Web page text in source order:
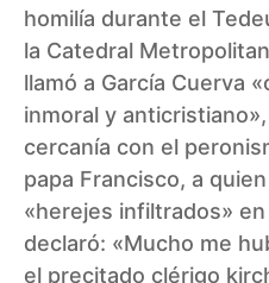
homilía durante el
la Catedral
llamó a García Cuerva
inmoral y
cercanía con el
papa Francisco, a
«herejes infiltrados»
declaró: «Mucho me
el precitado clérigo